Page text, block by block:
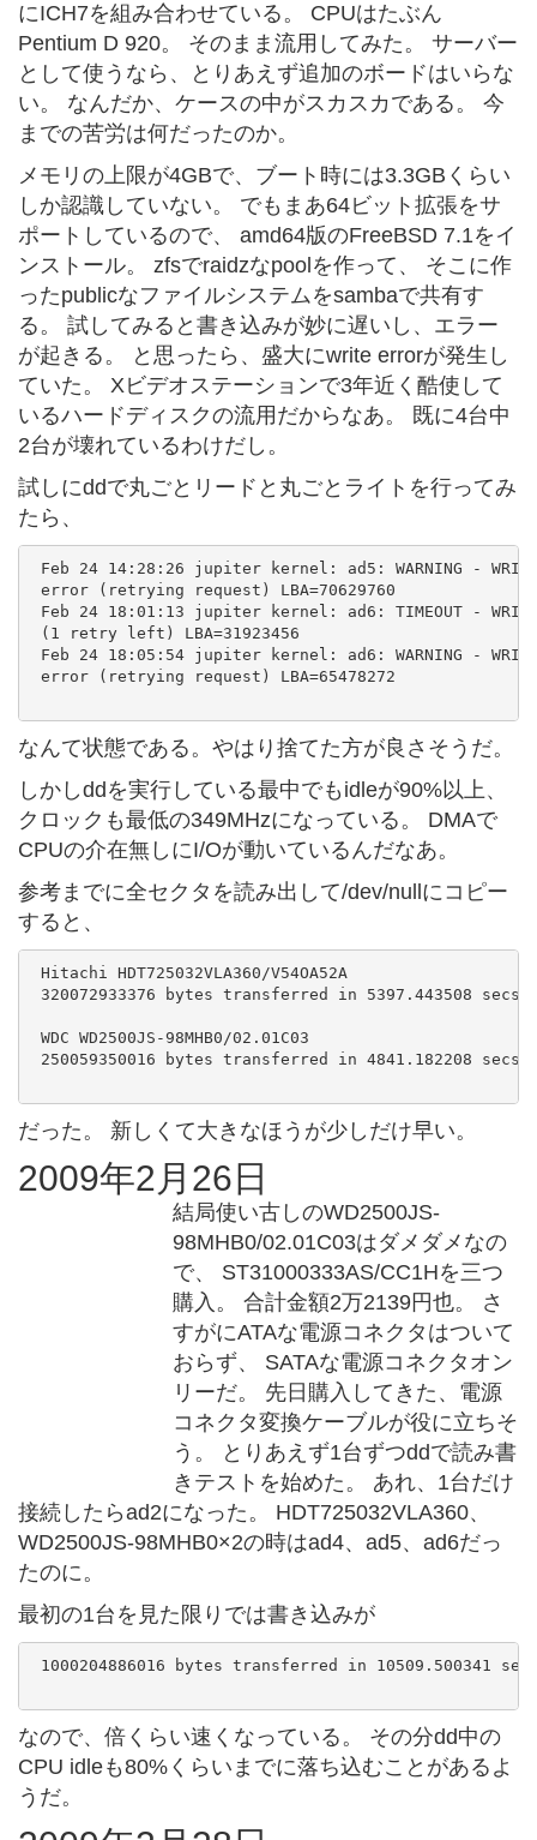
にICH7を組み合わせている。 CPUはたぶん
Pentium D 920。 そのまま流用してみた。 サーバー
として使うなら、とりあえず追加のボードはいらな
い。 なんだか、ケースの中がスカスカである。 今
までの苦労は何だったのか。
メモリの上限が4GBで、ブート時には3.3GBくらい
しか認識していない。 でもまあ64ビット拡張をサ
ポートしているので、 amd64版のFreeBSD 7.1をイ
ンストール。 zfsでraidzなpoolを作って、 そこに作
ったpublicなファイルシステムをsambaで共有す
る。 試してみると書き込みが妙に遅いし、エラー
が起きる。 と思ったら、盛大にwrite errorが発生し
ていた。 Xビデオステーションで3年近く酷使して
いるハードディスクの流用だからなあ。 既に4台中
2台が壊れているわけだし。
試しにddで丸ごとリードと丸ごとライトを行ってみ
たら、
Feb 24 14:28:26 jupiter kernel: ad5: WARNING -
error (retrying request) LBA=70629760
Feb 24 18:01:13 jupiter kernel: ad6: TIMEOUT -
(1 retry left) LBA=31923456
Feb 24 18:05:54 jupiter kernel: ad6: WARNING -
error (retrying request) LBA=65478272
なんて状態である。やはり捨てた方が良さそうだ。
しかしddを実行している最中でもidleが90%以上、
クロックも最低の349MHzになっている。 DMAで
CPUの介在無しにI/Oが動いているんだなあ。
参考までに全セクタを読み出して/dev/nullにコピー
すると、
Hitachi HDT725032VLA360/V54OA52A
320072933376 bytes transferred in 5397.443508 secs
WDC WD2500JS-98MHB0/02.01C03
250059350016 bytes transferred in 4841.182208 secs
だった。 新しくて大きなほうが少しだけ早い。
2009年2月26日
結局使い古しのWD2500JS-
98MHB0/02.01C03はダメダメなの
で、 ST31000333AS/CC1Hを三つ
購入。 合計金額2万2139円也。 さ
すがにATAな電源コネクタはついて
おらず、 SATAな電源コネクタオン
リーだ。 先日購入してきた、電源
コネクタ変換ケーブルが役に立ちそ
う。 とりあえず1台ずつddで読み書
きテストを始めた。 あれ、1台だけ
接続したらad2になった。 HDT725032VLA360、
WD2500JS-98MHB0×2の時はad4、ad5、ad6だっ
たのに。
最初の1台を見た限りでは書き込みが
1000204886016 bytes transferred in 10509.500341
なので、倍くらい速くなっている。 その分dd中の
CPU idleも80%くらいまでに落ち込むことがあるよ
うだ。